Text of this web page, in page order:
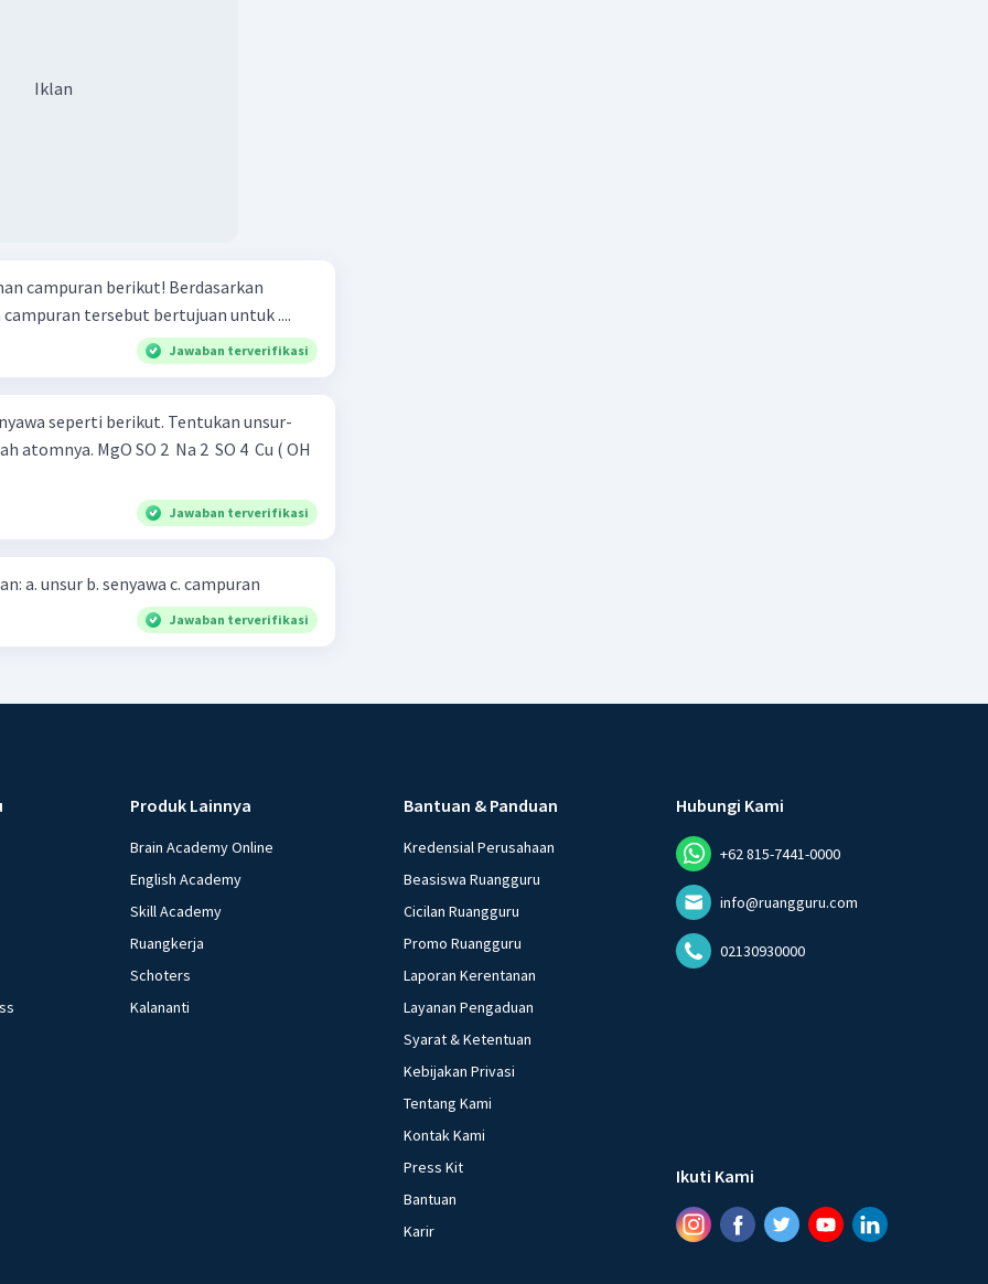
Iklan
berikut! Berdasarkan
tersebut bertujuan untuk ....
Jawaban terverifikasi
seperti berikut. Tentukan unsur-
Na 2 ​ SO 4 ​ Cu ( OH
Jawaban terverifikasi
Apakah yang dimaksud dengan: a. unsur b. senyawa c. campuran
Jawaban terverifikasi
Produk Lainnya
Brain Academy Online
English Academy
Skill Academy
Ruangkerja
Schoters
Kalananti
Bantuan & Panduan
Kredensial Perusahaan
Beasiswa Ruangguru
Cicilan Ruangguru
Promo Ruangguru
Laporan Kerentanan
Layanan Pengaduan
Syarat & Ketentuan
Kebijakan Privasi
Tentang Kami
Kontak Kami
Press Kit
Bantuan
Karir
Hubungi Kami
+62 815-7441-0000
info@ruangguru.com
02130930000
Ikuti Kami